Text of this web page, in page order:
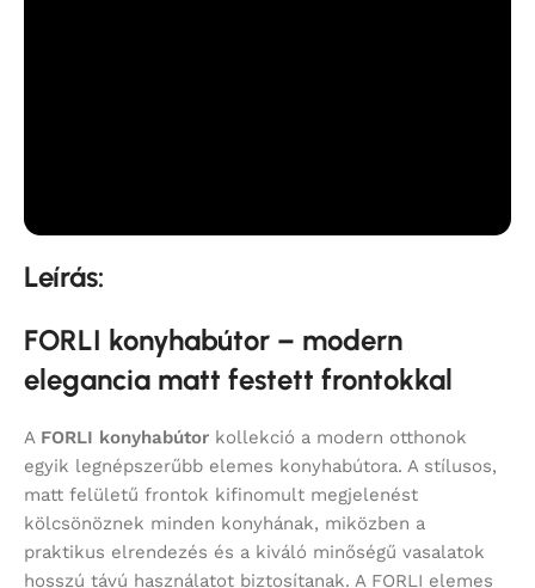
Leírás:
FORLI konyhabútor – modern
elegancia matt festett frontokkal
A FORLI konyhabútor kollekció a modern otthonok
egyik legnépszerűbb elemes konyhabútora. A stílusos,
matt felületű frontok kifinomult megjelenést
kölcsönöznek minden konyhának, miközben a
praktikus elrendezés és a kiváló minőségű vasalatok
hosszú távú használatot biztosítanak. A FORLI elemes